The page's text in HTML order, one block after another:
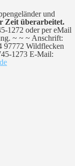
und
Zeit überarbeitet.
1272 oder per eMail
~ ~ ~ Anschrift:
97772 Wildflecken
1273 E-Mail: